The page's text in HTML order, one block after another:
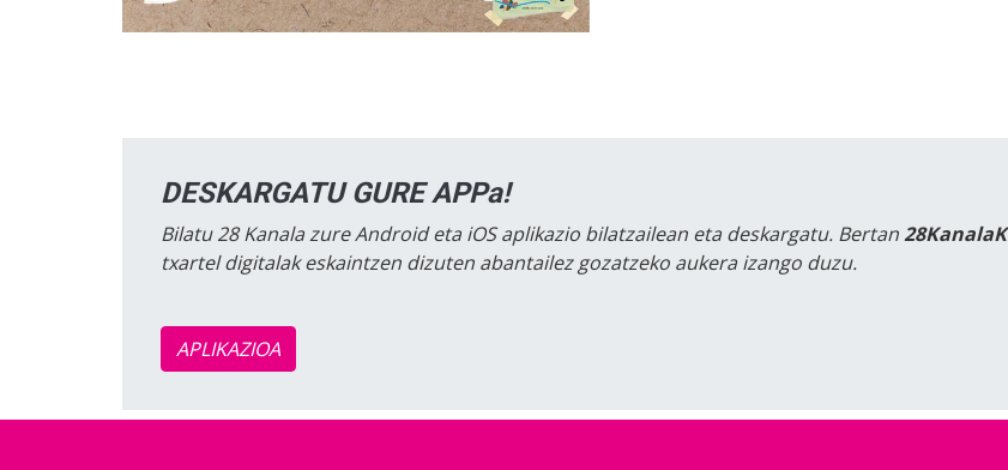
DESKARGATU GURE APPa!
Bilatu 28 Kanala zure Android eta iOS aplikazio bilatzailean eta deskargatu. Bertan
txartel digitalak eskaintzen dizuten abantailez gozatzeko aukera izango duzu.
APLIKAZIOA